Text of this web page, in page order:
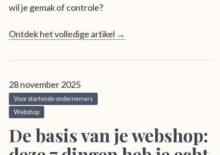
wil je gemak of controle?
Ontdek het volledige artikel →
28 november 2025
Voor startende ondernemers
Webshop
De basis van je webshop: